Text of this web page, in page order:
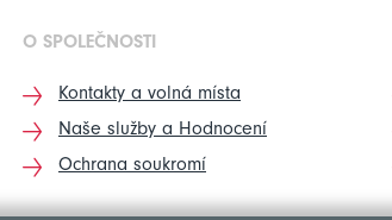
O SPOLEČNOSTI
Kontakty a volná místa
Naše služby a Hodnocení
Ochrana soukromí